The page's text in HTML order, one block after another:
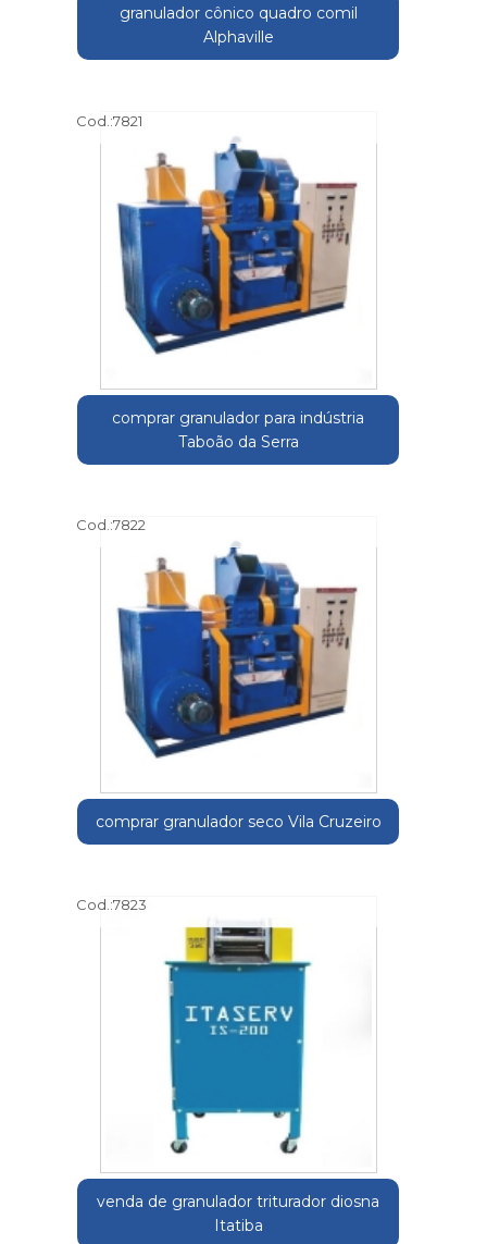
granulador cônico quadro comil
Alphaville
Cod.:7821
comprar granulador para indústria
Taboão da Serra
Cod.:7822
comprar granulador seco Vila Cruzeiro
Cod.:7823
venda de granulador triturador diosna
Itatiba